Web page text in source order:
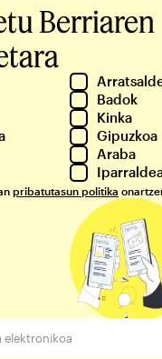
Berriaren
Badok
Kinka
Gipuzkoa
Araba
pribatutasun politika